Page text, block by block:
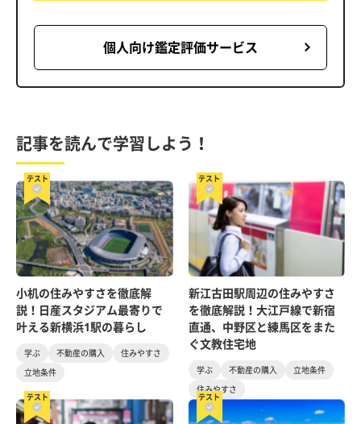
個人向け鑑定評価サービス
記事を読んで学習しよう！
テスト
小机の住みやすさを徹底解
説！日産スタジアム最寄りで
叶える新横浜1駅の暮らし
学ぶ 不動産の購入
住みやすさ
立地条件
テスト
新江古田駅周辺の住みやすさ
を徹底解説！大江戸線で新宿
直通、中野区と練馬区をまた
ぐ文教住宅地
学ぶ 不動産の購入
立地条件
住みやすさ
テスト テスト